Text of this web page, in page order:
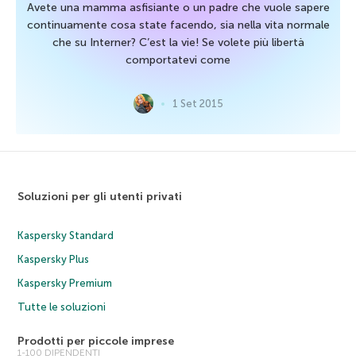
Avete una mamma asfisiante o un padre che vuole sapere
continuamente cosa state facendo, sia nella vita normale
che su Interner? C’est la vie! Se volete più libertà
comportatevi come
1 Set 2015
Soluzioni per gli utenti privati
Kaspersky Standard
Kaspersky Plus
Kaspersky Premium
Tutte le soluzioni
Prodotti per piccole imprese
1-100 DIPENDENTI